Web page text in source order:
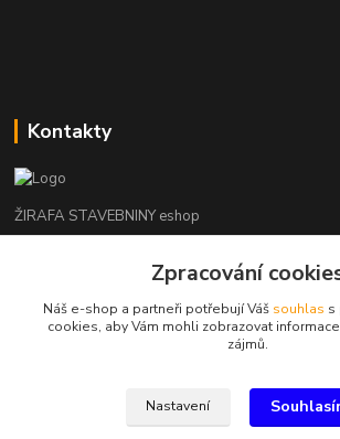
Kontakty
ŽIRAFA STAVEBNINY eshop
+420 312 685 342
kladno@zirafa-stavebniny.cz
Zpracování
Náš e-shop a partneři potřebují Váš souhlas s
cookies, aby Vám mohli zobrazovat
zájmů.
Nastavení